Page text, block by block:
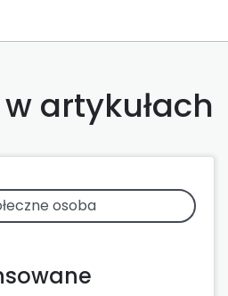
artykułach